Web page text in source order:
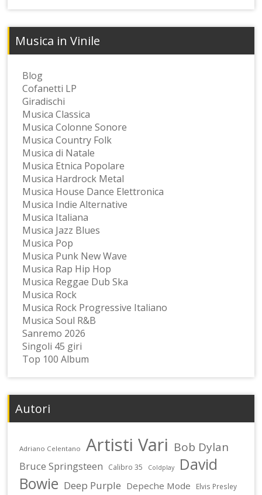
Musica in Vinile
Blog
Cofanetti LP
Giradischi
Musica Classica
Musica Colonne Sonore
Musica Country Folk
Musica di Natale
Musica Etnica Popolare
Musica Hardrock Metal
Musica House Dance Elettronica
Musica Indie Alternative
Musica Italiana
Musica Jazz Blues
Musica Pop
Musica Punk New Wave
Musica Rap Hip Hop
Musica Reggae Dub Ska
Musica Rock
Musica Rock Progressive Italiano
Musica Soul R&B
Sanremo 2026
Singoli 45 giri
Top 100 Album
Autori
Adriano Celentano Artisti Vari Bob Dylan
Bruce Springsteen Calibro 35 Coldplay
David
Bowie Deep Purple Depeche Mode Elvis Presley